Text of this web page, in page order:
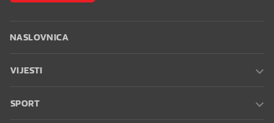
NASLOVNICA
VIJESTI
SPORT